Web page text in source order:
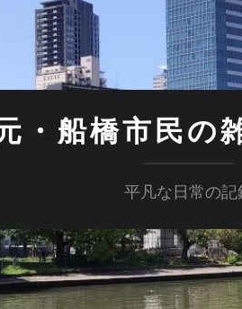
・船橋市民の
平凡な日常の記